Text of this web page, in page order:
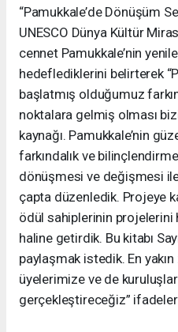
“Pamukkale’de Dönüşüm
UNESCO Dünya Kültür
cennet Pamukkale’nin
hedeflediklerini belirterek
başlatmış olduğumuz
noktalara gelmiş olması
kaynağı. Pamukkale’nin
farkındalık ve
dönüşmesi ve değişmesi
çapta düzenledik. Projeye
ödül sahiplerinin projelerini
haline getirdik. Bu kitabı
paylaşmak istedik. En
üyelerimize ve de
gerçekleştireceğiz”